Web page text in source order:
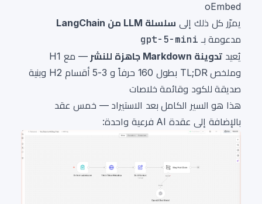
oEmbed
يمرّر كل ذلك إلى سلسلة LLM من LangChain
مدعومة بـ gpt-5-mini
يُعيد تدوينة Markdown جاهزة للنشر
— مع H1
وملخص TL;DR بطول 160 حرفاً و 3-5 أقسام H2 وبنية
صديقة للكود وقائمة خلاصات
هذا هو السير الكامل بعد الاستيراد — خمس عقد
بالإضافة إلى عقدة AI فرعية واحدة: